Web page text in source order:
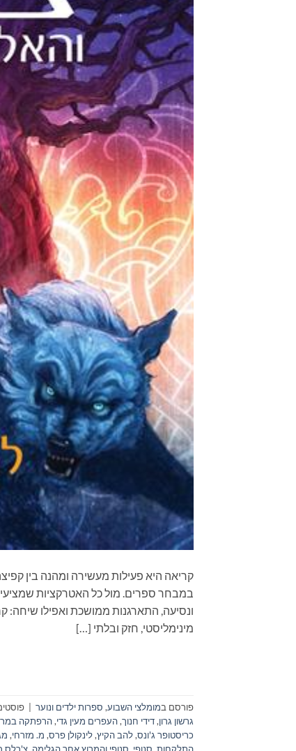
קריאה היא פעילות מעשירה ומהנה בין
במבחר ספרים. מול כל האטרקציות
ונסיעה, התארגנות ממושכת ואפילו
מינימליסטי, חזק ובלתי […]
פורסם במומלצי השבוע, ספרות ילדים ונוער
גרשון גרון,דידי חנוך,העפרים מעין גדי,הרפתקה
כריסטופר ג'ונס,להב הקיץ,לינקולן פרס, מ. מזרחי,